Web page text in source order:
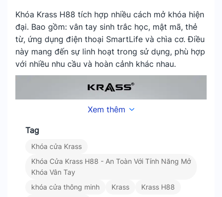
Khóa Krass H88 tích hợp nhiều cách mở khóa hiện
đại. Bao gồm: vân tay sinh trắc học, mật mã, thẻ
từ, ứng dụng điện thoại SmartLife và chìa cơ. Điều
này mang đến sự linh hoạt trong sử dụng, phù hợp
với nhiều nhu cầu và hoàn cảnh khác nhau.
Xem thêm
Tag
Khóa cửa Krass
Khóa Cửa Krass H88 - An Toàn Với Tính Năng Mở
Khóa Vân Tay
khóa cửa thông minh
Krass
Krass H88